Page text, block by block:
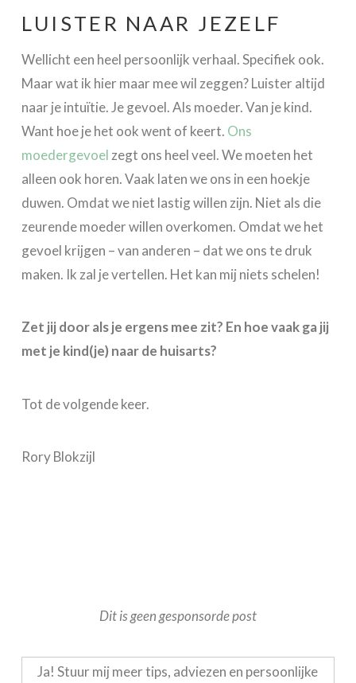
LUISTER NAAR JEZELF
Wellicht een heel persoonlijk verhaal. Specifiek ook.
Maar wat ik hier maar mee wil zeggen? Luister altijd
naar je intuïtie. Je gevoel. Als moeder. Van je kind.
Want hoe je het ook went of keert. Ons
moedergevoel zegt ons heel veel. We moeten het
alleen ook horen. Vaak laten we ons in een hoekje
duwen. Omdat we niet lastig willen zijn. Niet als die
zeurende moeder willen overkomen. Omdat we het
gevoel krijgen – van anderen – dat we ons te druk
maken. Ik zal je vertellen. Het kan mij niets schelen!
Zet jij door als je ergens mee zit? En hoe vaak ga jij
met je kind(je) naar de huisarts?
Tot de volgende keer.
Rory Blokzijl
Dit is geen gesponsorde post
Ja! Stuur mij meer tips, adviezen en persoonlijke